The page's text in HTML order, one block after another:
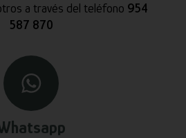
a través del teléfono 954
587 870